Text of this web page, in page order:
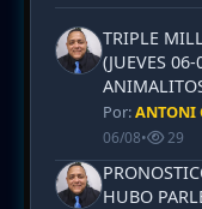
TRIPLE
(JUEVES
Por:ANTONI
06/08• 29
HUBO